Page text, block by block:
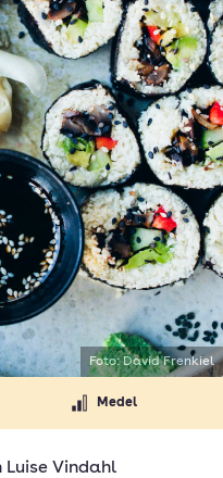
Medel
Luise Vindahl
Foto: David Frenkiel